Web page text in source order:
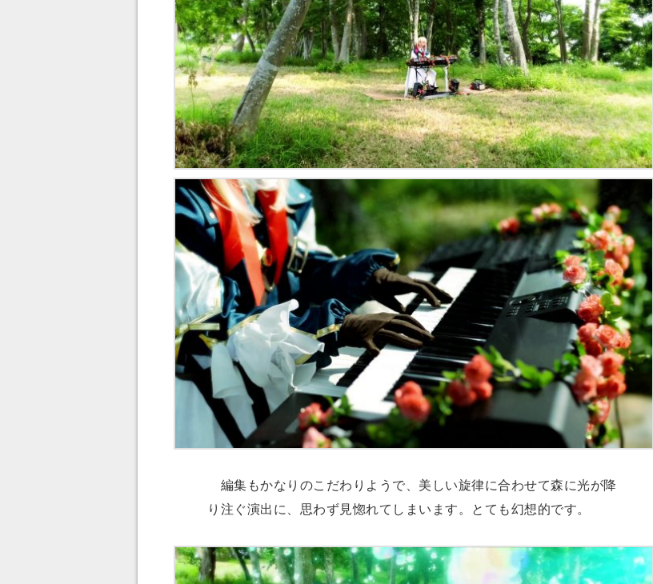
編集もかなりのこだわりようで、美しい旋律に合わせて森に光が降
り注ぐ演出に、思わず見惚れてしまいます。とても幻想的です。